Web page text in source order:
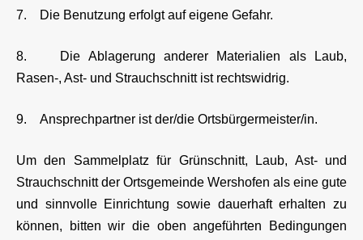
7. Die Benutzung erfolgt auf eigene Gefahr.
8. Die Ablagerung anderer Materialien als Laub,
Rasen-, Ast- und Strauchschnitt ist rechtswidrig.
9. Ansprechpartner ist der/die Ortsbürgermeister/in.
Um den Sammelplatz für Grünschnitt, Laub, Ast- und
Strauchschnitt der Ortsgemeinde Wershofen als eine gute
und sinnvolle Einrichtung sowie dauerhaft erhalten zu
können, bitten wir die oben angeführten Bedingungen